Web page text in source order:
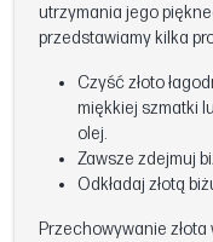
utrzymania jego
przedstawiamy kilka
Czyść złoto
miękkiej szmatki
olej.
Zawsze zdejmuj
Odkładaj złotą
Przechowywanie złota